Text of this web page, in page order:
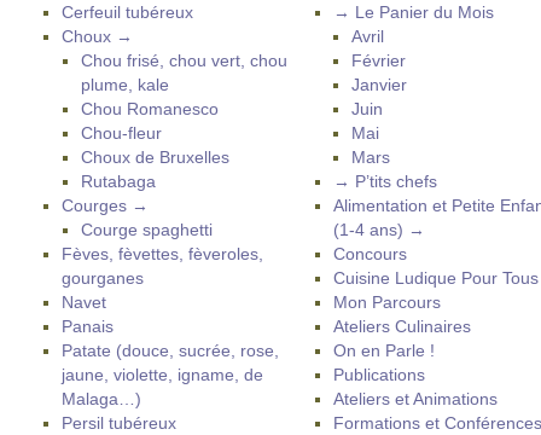
Cerfeuil tubéreux
Choux →
Chou frisé, chou vert, chou
plume, kale
Chou Romanesco
Chou-fleur
Choux de Bruxelles
Rutabaga
Courges →
Courge spaghetti
Fèves, fèvettes, fèveroles,
gourganes
Navet
Panais
Patate (douce, sucrée, rose,
jaune, violette, igname, de
Malaga…)
Persil tubéreux
→ Le Panier du Mois
Avril
Février
Janvier
Juin
Mai
Mars
→ P’tits chefs
Alimentation et Petite
(1-4 ans) →
Concours
Cuisine Ludique Pour
Mon Parcours
Ateliers Culinaires
On en Parle !
Publications
Ateliers et Animations
Formations et Conférences